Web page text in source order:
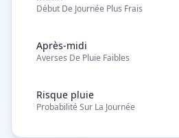
Début De Journée Plus Frais
Après-midi
Averses De Pluie Faibles
Risque pluie
Probabilité Sur La Journée